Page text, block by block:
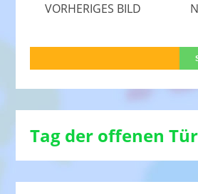
VORHERIGES BILD
Tag der offenen Tür